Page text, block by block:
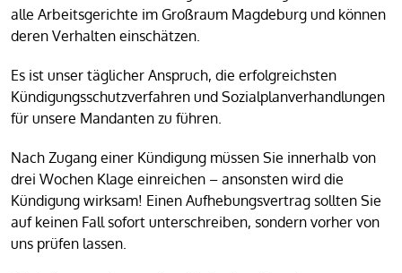
alle Arbeitsgerichte im Großraum Magdeburg und können
deren Verhalten einschätzen.
Es ist unser täglicher Anspruch, die erfolgreichsten
Kündigungsschutzverfahren und Sozialplanverhandlungen
für unsere Mandanten zu führen.
Nach Zugang einer Kündigung müssen Sie innerhalb von
drei Wochen Klage einreichen – ansonsten wird die
Kündigung wirksam! Einen Aufhebungsvertrag sollten Sie
auf keinen Fall sofort unterschreiben, sondern vorher von
uns prüfen lassen.